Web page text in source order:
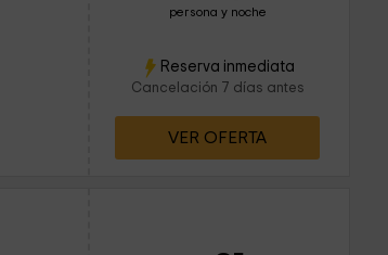
persona y noche
Reserva inmediata
Cancelación 7 días antes
VER OFERTA